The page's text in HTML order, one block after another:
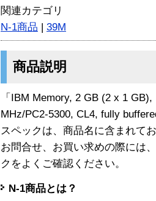
関連カテゴリ
N-1商品 | 39M
商品説明
「IBM Memory, 2 GB (2 x 1
MHz/PC2-5300, CL4, fully
スペックは、商品名に含まれて
お問合せ、お買い求めの際には
クをよくご確認ください。
N-1商品とは？